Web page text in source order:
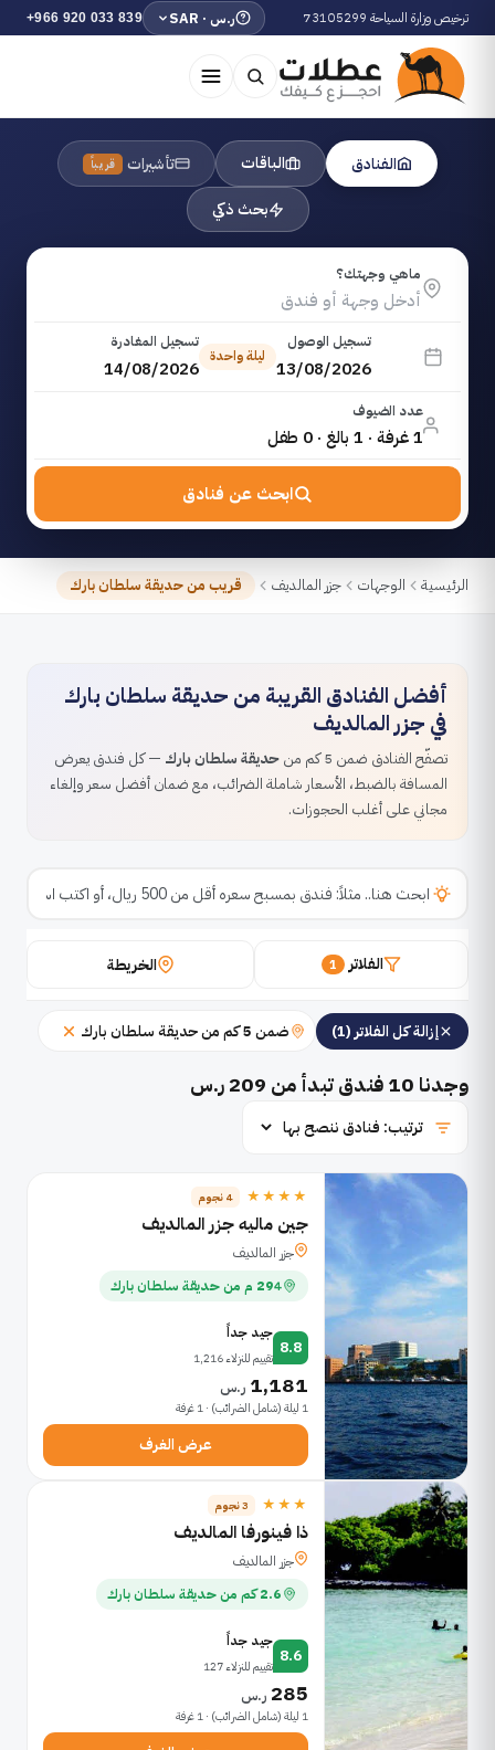
ترخيص وزارة السياحة 73105299 ر.س · SAR +966 920 033 839
الفنادق الباقات تأشيرات قريباً
بحث ذكي
ماهي وجهتك؟
تسجيل الوصول
13/08/2026
ليلة واحدة
تسجيل المغادرة
14/08/2026
عدد الضيوف
1 غرفة · 1 بالغ · 0 طفل
ابحث عن فنادق
الرئيسية الوجهات جزر المالديف قريب من حديقة سلطان بارك
أفضل الفنادق القريبة من حديقة سلطان بارك
في جزر المالديف
تصفّح الفنادق ضمن 5 كم من حديقة سلطان بارك — كل فندق يعرض
المسافة بالضبط، الأسعار شاملة الضرائب، مع ضمان أفضل سعر وإلغاء
مجاني على أغلب الحجوزات.
الفلاتر 1 الخريطة
إزالة كل الفلاتر (1) ضمن 5 كم من حديقة سلطان بارك
وجدنا 10فندق تبدأ من 209 ر.س
★★★★ 4 نجوم
جين ماليه جزر المالديف
جزر المالديف
294 م من حديقة سلطان بارك
8.8
جيد جداً
تقييم للنزلاء 1,216
1,181 ر.س
1 ليلة (شامل الضرائب) · 1 غرفة
عرض الغرف
★★★ 3 نجوم
ذا فينورفا المالديف
جزر المالديف
2.6 كم من حديقة سلطان بارك
8.6
جيد جداً
تقييم للنزلاء 127
285 ر.س
1 ليلة (شامل الضرائب) · 1 غرفة